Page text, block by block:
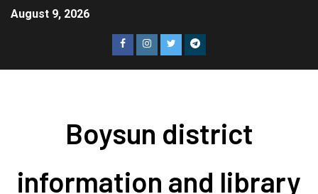
August 9, 2026
Boysun district
information and library